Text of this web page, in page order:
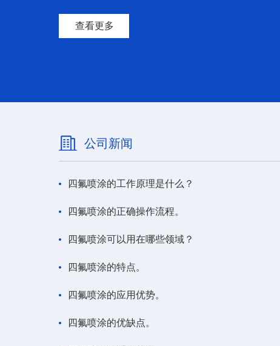
查看更多
公司新闻
四氟喷涂的工作原理是什么？
四氟喷涂的正确操作流程。
四氟喷涂可以用在哪些领域？
四氟喷涂的特点。
四氟喷涂的应用优势。
四氟喷涂的优缺点。